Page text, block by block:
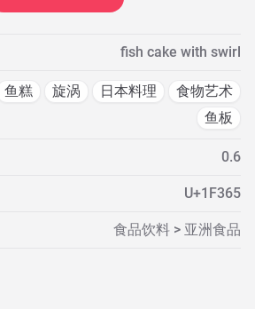
fish cake with swirl
鱼糕 旋涡 日本料理
食物艺术
鱼板
0.6
U+1F365
食品饮料 > 亚洲食品